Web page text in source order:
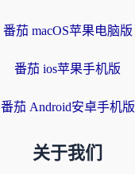
番茄 macOS苹果电脑版
番茄 ios苹果手机版
番茄 Android安卓手机版
关于我们